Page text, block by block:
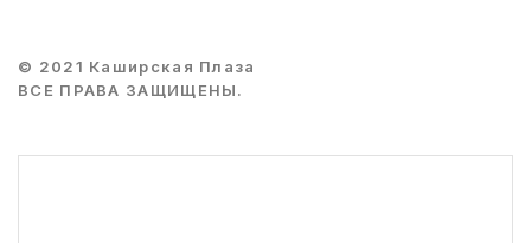
© 2021 Каширская Плаза
ВСЕ ПРАВА ЗАЩИЩЕНЫ.